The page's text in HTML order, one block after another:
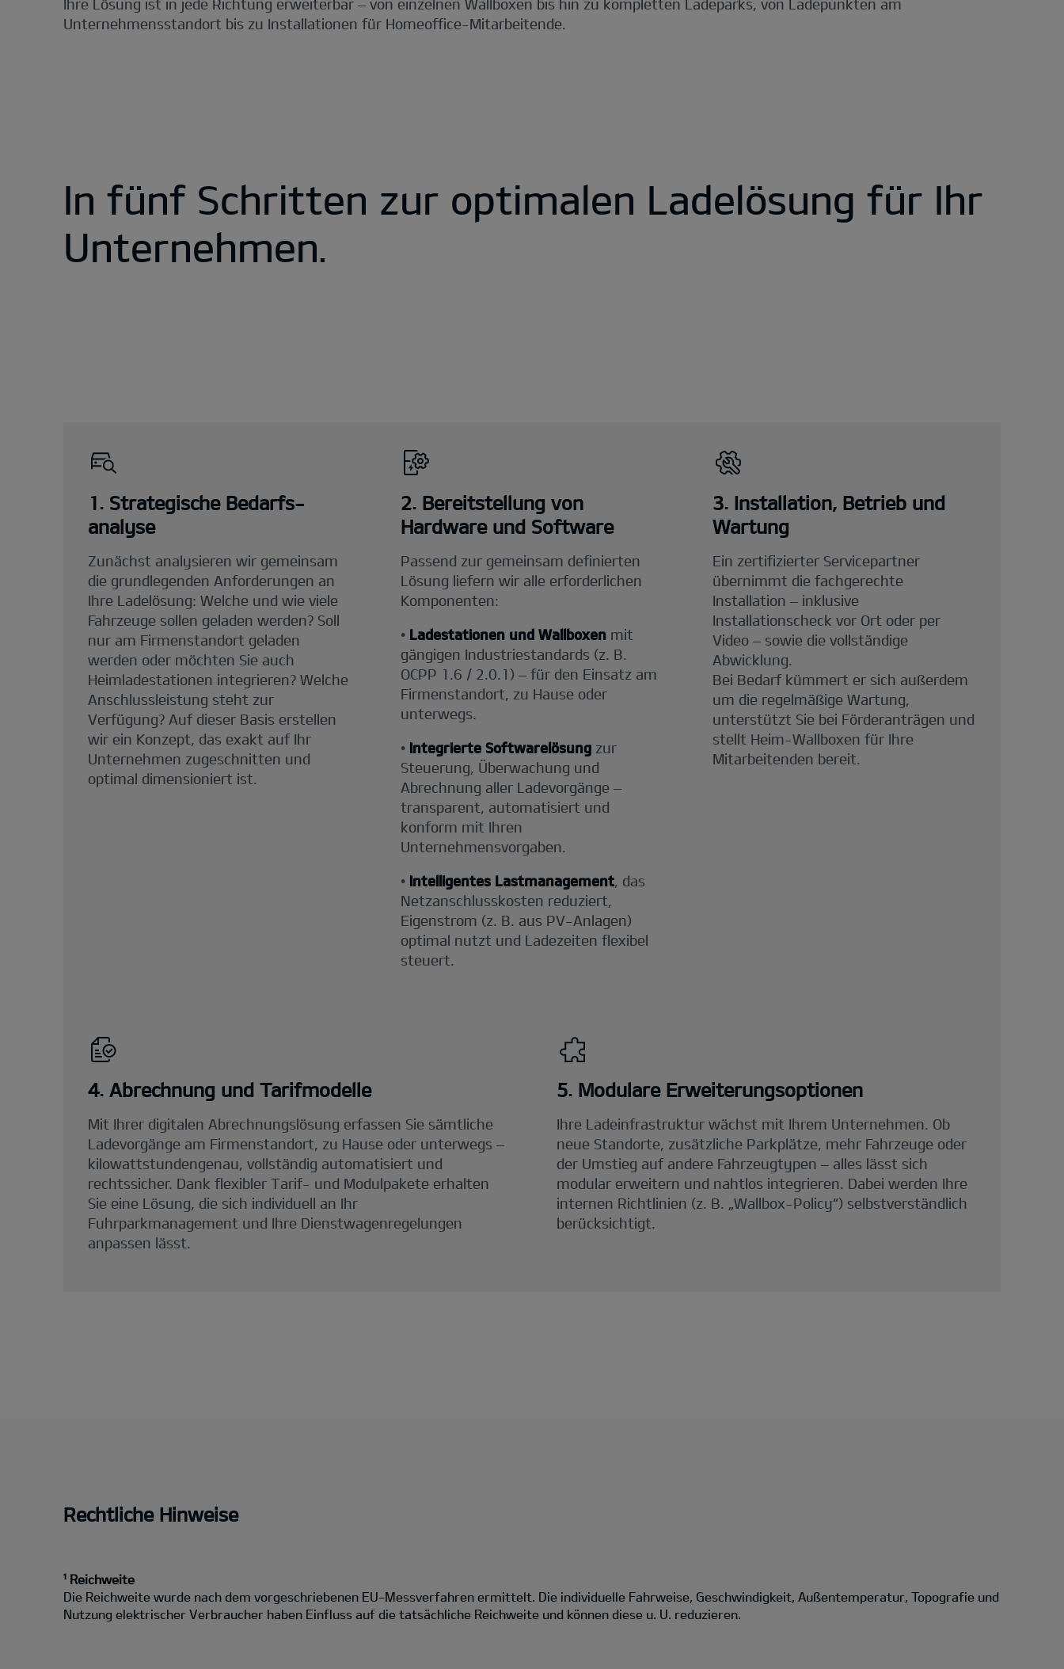
Rechtliche Hinweise
¹ Reichweite
Die Reichweite wurde nach dem vorgeschriebenen EU-Messverfahren ermittelt. Die individuelle Fahrweise, Geschwindigkeit, Außentemperatur, Topografie und
Nutzung elektrischer Verbraucher haben Einfluss auf die tatsächliche Reichweite und können diese u. U. reduzieren.